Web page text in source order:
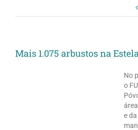
Mais 1.075 arbustos na
No
o
e